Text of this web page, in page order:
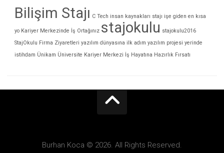
Bilişim Stajı C Tech insan kaynakları stajı işe giden en kısa
yo Kariyer Merkezinde İş Ortağınız stajokulu stajokulu2016
StajOkulu Firma Ziyaretleri yazılım dünyasına ilk adım yazılım projesi yerinde
istihdam Ünikam Üniversite Kariyer Merkezi İş Hayatına Hazırlık Fırsatı
Burhan Koca © 2026. All Rights Reserved.